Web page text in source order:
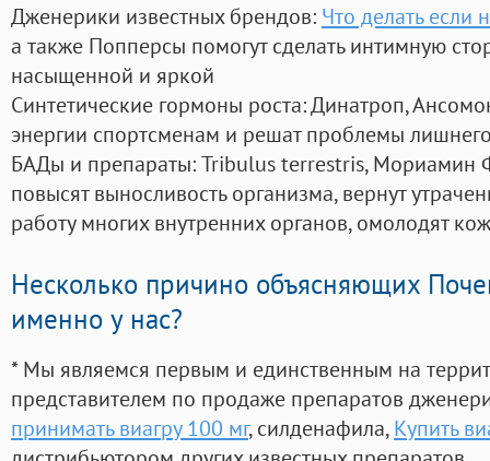
Дженерики известных брендов: Что делать если
а также Попперсы помогут сделать интимную
насыщенной и яркой
Синтетические гормоны роста: Динатроп,
энергии спортсменам и решат проблемы
БАДы и препараты:Tribulus terrestris, Мориамин
повысят выносливость организма, вернут
работу многих внутренних органов, омолодят
Несколько причино объясняющих
именно у нас?
* Мы являемся первым и единственным на
представителем по продаже препаратов
принимать виагру 100 мг, силденафила, Купить